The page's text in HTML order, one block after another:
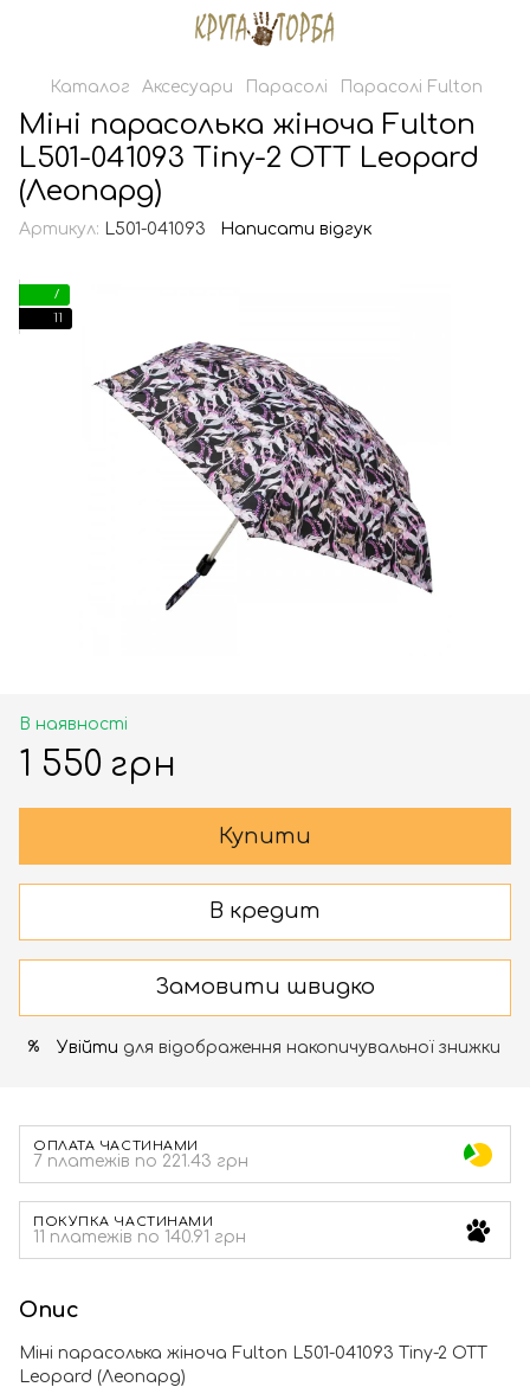
Каталог Аксесуари Парасолі Парасолі Fulton
Міні парасолька жіноча Fulton
L501-041093 Tiny-2 OTT Leopard
(Леопард)
Артикул: L501-041093 Написати відгук
7
11
В наявності
1 550 грн
Купити
В кредит
Замовити швидко
% Увійти для відображення накопичувальної знижки
ОПЛАТА ЧАСТИНАМИ
7 платежів по 221.43 грн
ПОКУПКА ЧАСТИНАМИ
11 платежів по 140.91 грн
Опис
Міні парасолька жіноча Fulton L501-041093 Tiny-2 OTT
Leopard (Леопард)